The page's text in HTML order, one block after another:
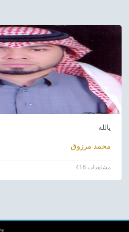
يالله
محمد مرزوق
416 مشاهدات